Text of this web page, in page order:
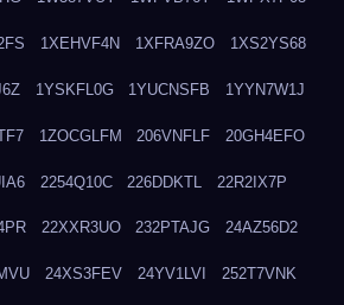
1XEHVF4N 1XFRA9ZO 1XS2YS68
1YSKFL0G 1YUCNSFB 1YYN7W1J
1ZOCGLFM 206VNFLF 20GH4EFO
2254Q10C 226DDKTL 22R2IX7P
22XXR3UO 232PTAJG 24AZ56D2
24XS3FEV 24YV1LVI 252T7VNK